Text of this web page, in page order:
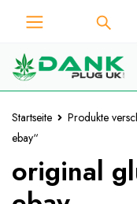
Startseite
Produkte
ebay“
original
Für Weed-
sich 10% Sofort-